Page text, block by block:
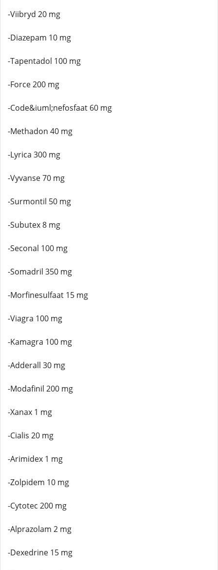
-Viibryd 20 mg
-Diazepam 10 mg
-Tapentadol 100 mg
-Force 200 mg
-Code&iuml;nefosfaat 60 mg
-Methadon 40 mg
-Lyrica 300 mg
-Vyvanse 70 mg
-Surmontil 50 mg
-Subutex 8 mg
-Seconal 100 mg
-Somadril 350 mg
-Morfinesulfaat 15 mg
-Viagra 100 mg
-Kamagra 100 mg
-Adderall 30 mg
-Modafinil 200 mg
-Xanax 1 mg
-Cialis 20 mg
-Arimidex 1 mg
-Zolpidem 10 mg
-Cytotec 200 mg
-Alprazolam 2 mg
-Dexedrine 15 mg